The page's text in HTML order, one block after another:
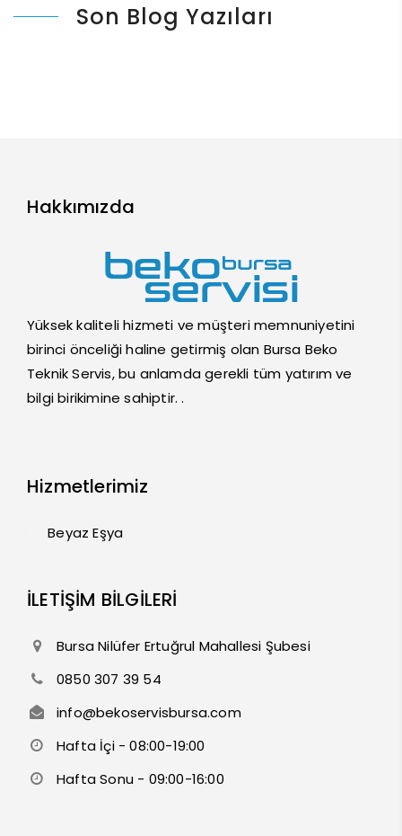
Son Blog Yazıları
Hakkımızda
Yüksek kaliteli hizmeti ve müşteri memnuniyetini
birinci önceliği haline getirmiş olan Bursa Beko
Teknik Servis, bu anlamda gerekli tüm yatırım ve
bilgi birikimine sahiptir. .
Hizmetlerimiz
Beyaz Eşya
İLETİŞİM BİLGİLERİ
Bursa Nilüfer Ertuğrul Mahallesi Şubesi
0850 307 39 54
info@bekoservisbursa.com
Hafta İçi - 08:00-19:00
Hafta Sonu - 09:00-16:00